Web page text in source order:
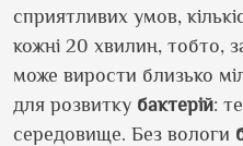
сприятливих умов,
кожні 20 хвилин, тобто,
може вирости близько
для розвитку бактерій:
середовище. Без вологи